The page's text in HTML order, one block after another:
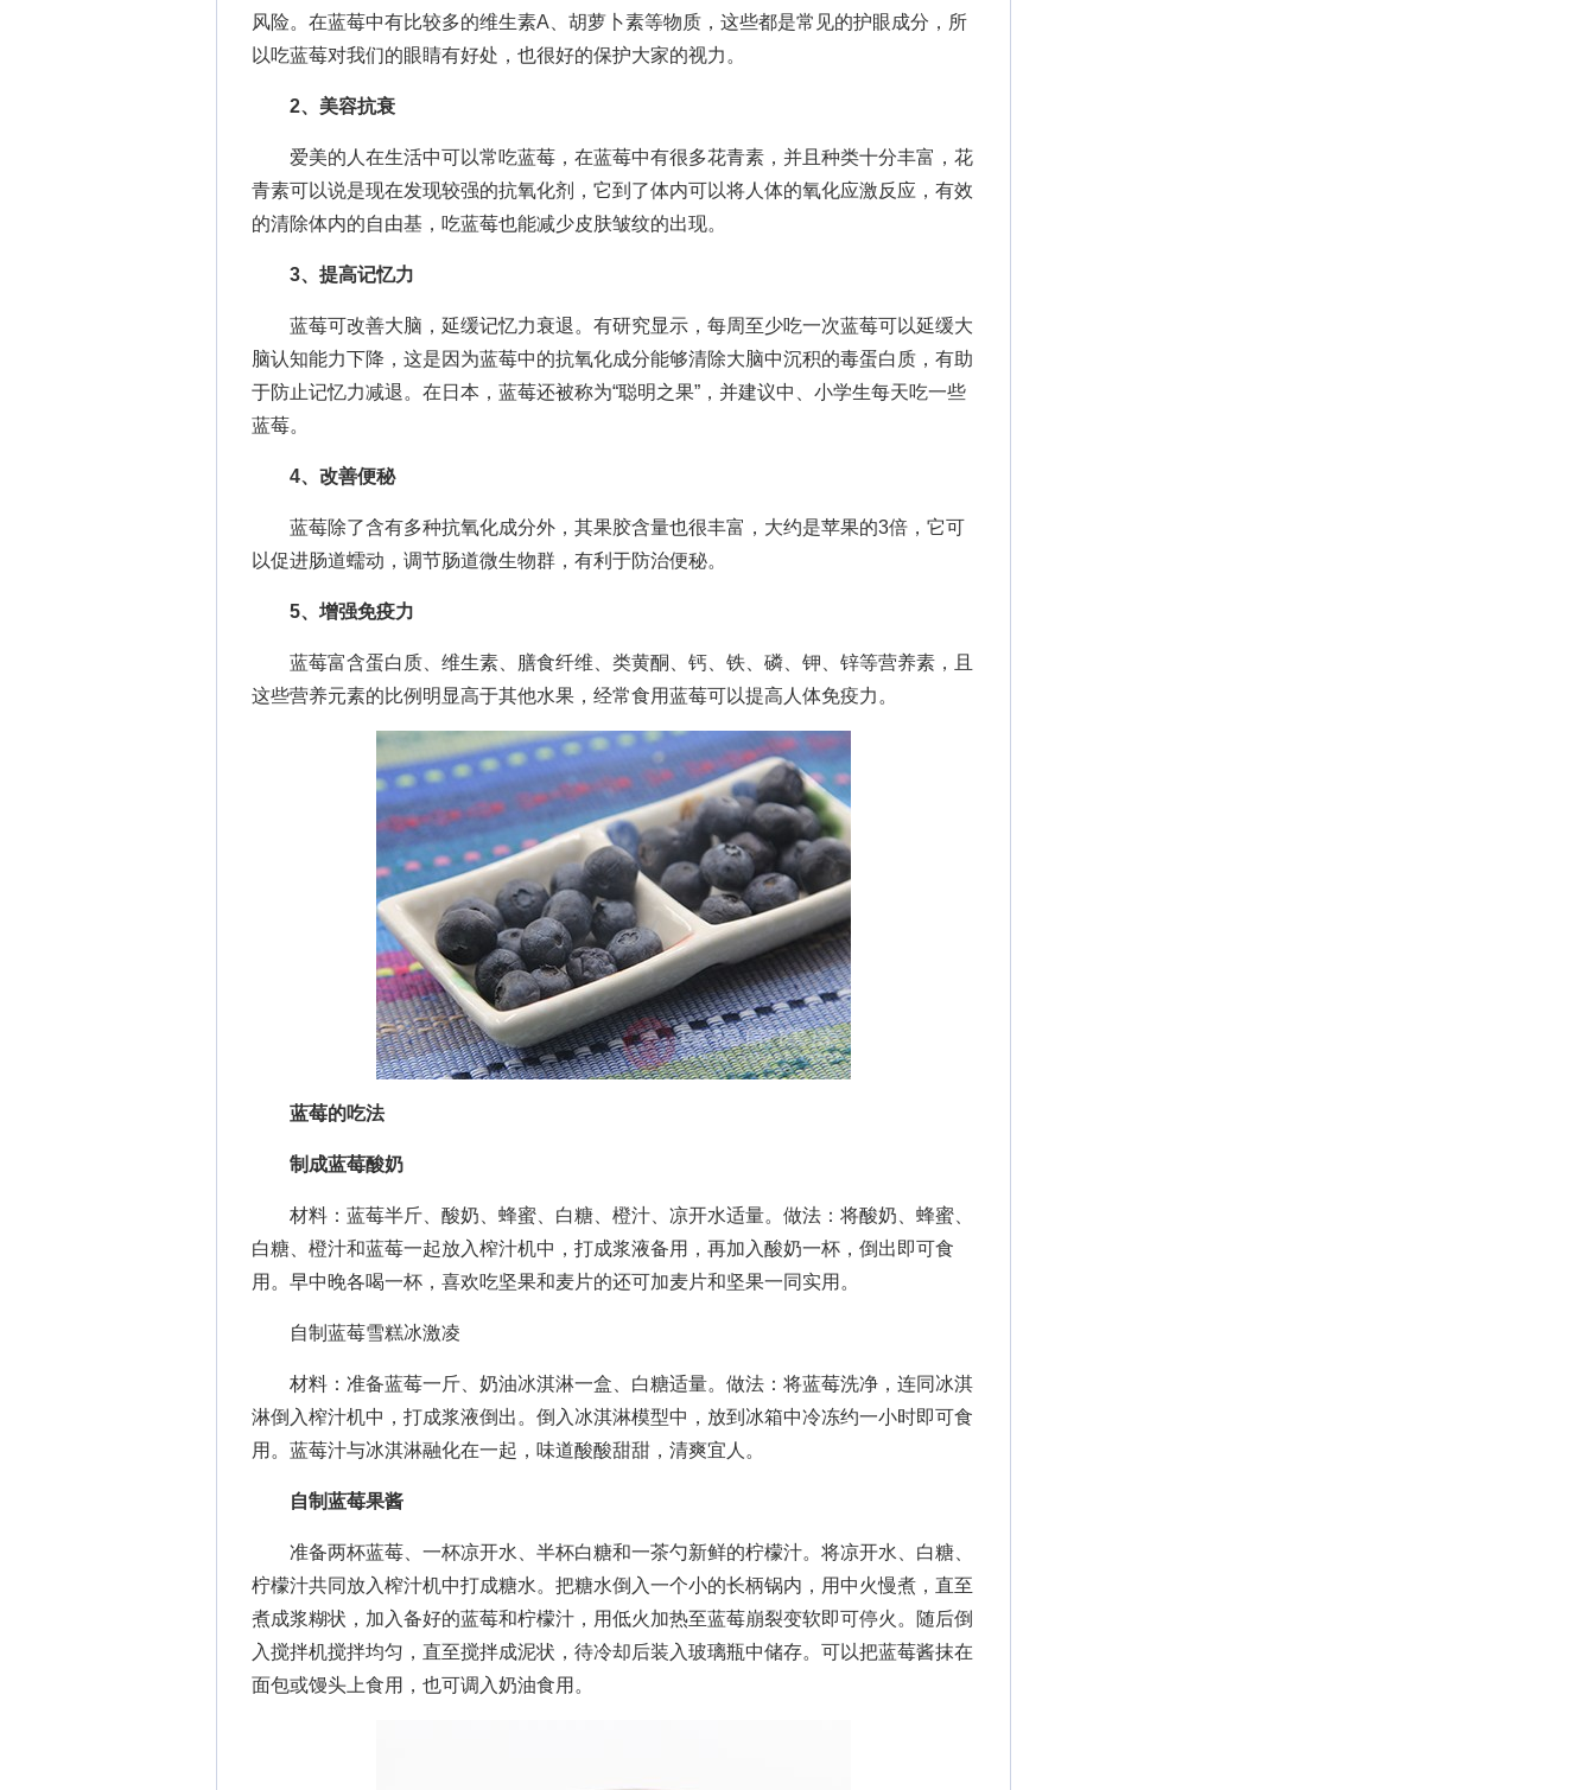
风险。在蓝莓中有比较多的维生素A、胡萝卜素等物质，这些都是常见的护眼成分，所
以吃蓝莓对我们的眼睛有好处，也很好的保护大家的视力。
2、美容抗衰
爱美的人在生活中可以常吃蓝莓，在蓝莓中有很多花青素，并且种类十分丰富，花
青素可以说是现在发现较强的抗氧化剂，它到了体内可以将人体的氧化应激反应，有效
的清除体内的自由基，吃蓝莓也能减少皮肤皱纹的出现。
3、提高记忆力
蓝莓可改善大脑，延缓记忆力衰退。有研究显示，每周至少吃一次蓝莓可以延缓大
脑认知能力下降，这是因为蓝莓中的抗氧化成分能够清除大脑中沉积的毒蛋白质，有助
于防止记忆力减退。在日本，蓝莓还被称为“聪明之果”，并建议中、小学生每天吃一些
蓝莓。
4、改善便秘
蓝莓除了含有多种抗氧化成分外，其果胶含量也很丰富，大约是苹果的3倍，它可
以促进肠道蠕动，调节肠道微生物群，有利于防治便秘。
5、增强免疫力
蓝莓富含蛋白质、维生素、膳食纤维、类黄酮、钙、铁、磷、钾、锌等营养素，且
这些营养元素的比例明显高于其他水果，经常食用蓝莓可以提高人体免疫力。
蓝莓的吃法
制成蓝莓酸奶
材料：蓝莓半斤、酸奶、蜂蜜、白糖、橙汁、凉开水适量。做法：将酸奶、蜂蜜、
白糖、橙汁和蓝莓一起放入榨汁机中，打成浆液备用，再加入酸奶一杯，倒出即可食
用。早中晚各喝一杯，喜欢吃坚果和麦片的还可加麦片和坚果一同实用。
自制蓝莓雪糕冰激凌
材料：准备蓝莓一斤、奶油冰淇淋一盒、白糖适量。做法：将蓝莓洗净，连同冰淇
淋倒入榨汁机中，打成浆液倒出。倒入冰淇淋模型中，放到冰箱中冷冻约一小时即可食
用。蓝莓汁与冰淇淋融化在一起，味道酸酸甜甜，清爽宜人。
自制蓝莓果酱
准备两杯蓝莓、一杯凉开水、半杯白糖和一茶勺新鲜的柠檬汁。将凉开水、白糖、
柠檬汁共同放入榨汁机中打成糖水。把糖水倒入一个小的长柄锅内，用中火慢煮，直至
煮成浆糊状，加入备好的蓝莓和柠檬汁，用低火加热至蓝莓崩裂变软即可停火。随后倒
入搅拌机搅拌均匀，直至搅拌成泥状，待冷却后装入玻璃瓶中储存。可以把蓝莓酱抹在
面包或馒头上食用，也可调入奶油食用。